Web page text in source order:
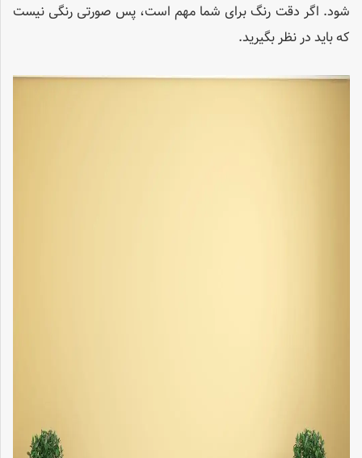
شود. اگر دقت رنگ برای شما مهم است، پس صورتی رنگی نیست
که باید در نظر بگیرید.